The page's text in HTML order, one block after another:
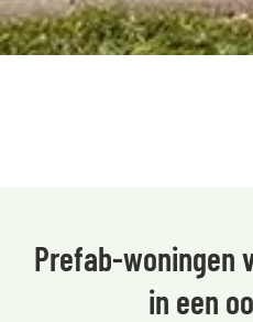
Prefab-woningen
in een